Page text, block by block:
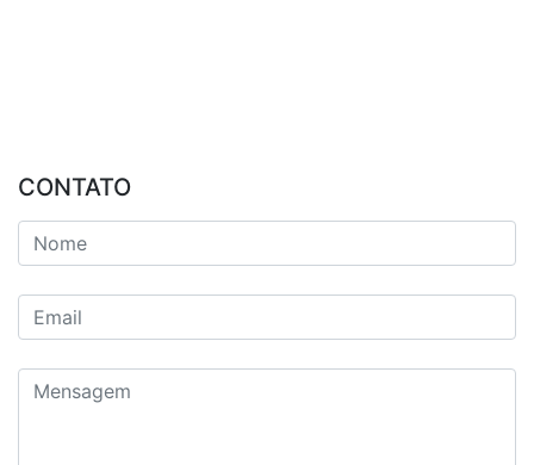
CONTATO